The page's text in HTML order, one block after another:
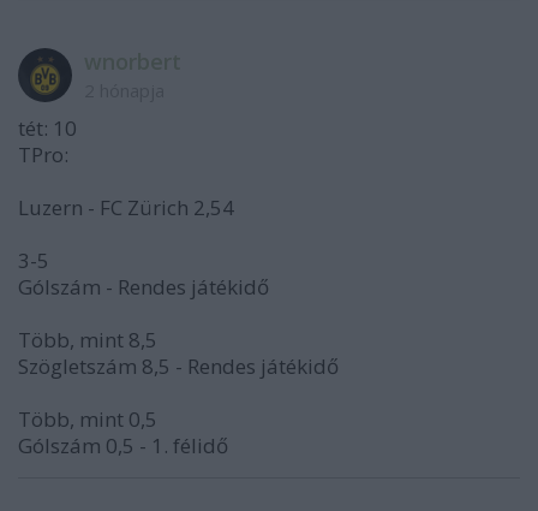
tét: 10
TPro:
Luzern - FC Zürich 2,54
3-5
Gólszám - Rendes játékidő
Több, mint 8,5
Szögletszám 8,5 - Rendes játékidő
Több, mint 0,5
Gólszám 0,5 - 1. félidő